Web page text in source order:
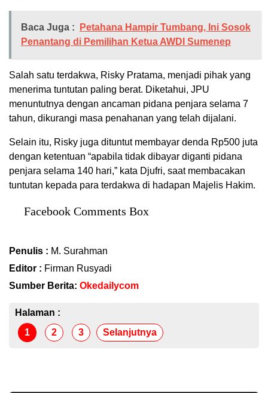
Baca Juga :
Petahana Hampir Tumbang, Ini Sosok
Penantang di Pemilihan Ketua AWDI Sumenep
Salah satu terdakwa, Risky Pratama, menjadi pihak yang
menerima tuntutan paling berat. Diketahui, JPU
menuntutnya dengan ancaman pidana penjara selama 7
tahun, dikurangi masa penahanan yang telah dijalani.
Selain itu, Risky juga dituntut membayar denda Rp500 juta
dengan ketentuan “apabila tidak dibayar diganti pidana
penjara selama 140 hari,” kata Djufri, saat membacakan
tuntutan kepada para terdakwa di hadapan Majelis Hakim.
Facebook Comments Box
Penulis : M. Surahman
Editor : Firman Rusyadi
Sumber Berita: Okedailycom
Halaman :
1
2 3 Selanjutnya